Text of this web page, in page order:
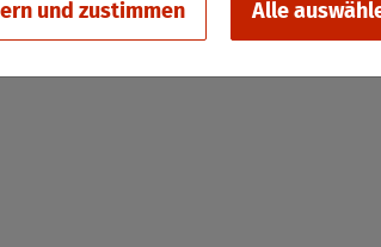
und zustimmen Alle